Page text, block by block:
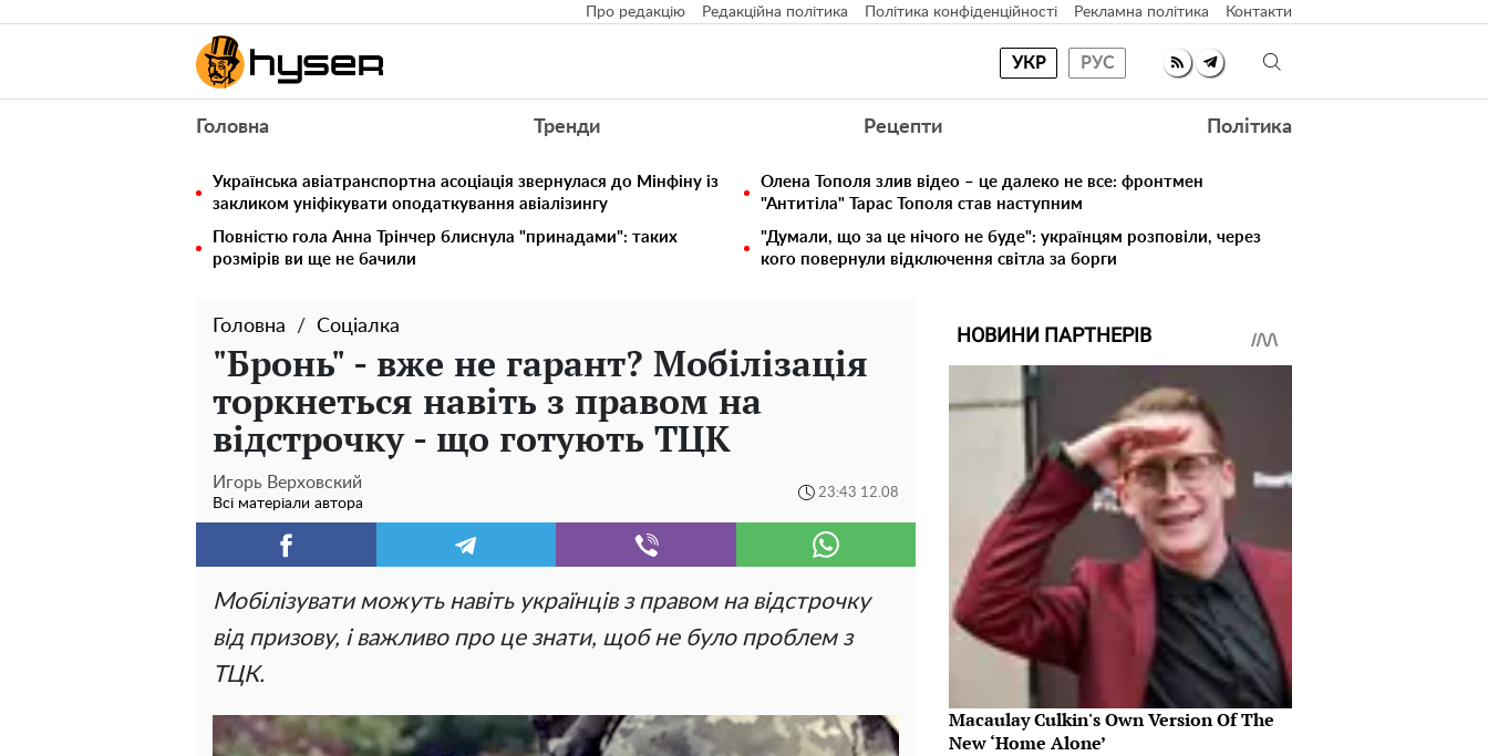
Про редакцію Редакційна політика Політика конфіденційності Рекламна політика Контакти
УКР РУС
Головна Тренди Рецепти Політика
Українська авіатранспортна асоціація звернулася до Мінфіну із
закликом уніфікувати оподаткування авіалізингу
Олена Тополя злив відео – це далеко не все: фронтмен
"Антитіла" Тарас Тополя став наступним
Повністю гола Анна Трінчер блиснула "принадами": таких
розмірів ви ще не бачили
"Думали, що за це нічого не буде": українцям розповіли, через
кого повернули відключення світла за борги
Головна Соціалка
"Бронь" - вже не гарант? Мобілізація
торкнеться навіть з правом на
відстрочку - що готують ТЦК
Игорь Верховский
Всі матеріали автора
23:43 12.08
Мобілізувати можуть навіть українців з правом на відстрочку
від призову, і важливо про це знати, щоб не було проблем з
ТЦК.
НОВИНИ ПАРТНЕРІВ
Macaulay Culkin's Own Version Of The
New ‘Home Alone’